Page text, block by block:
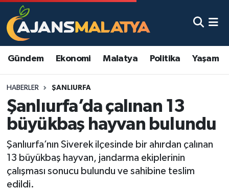
Gündem Ekonomi Malatya Politika Yaşam
HABERLER ŞANLIURFA
Şanlıurfa’da çalınan 13
büyükbaş hayvan bulundu
Şanlıurfa’nın Siverek ilçesinde bir ahırdan çalınan
13 büyükbaş hayvan, jandarma ekiplerinin
çalışması sonucu bulundu ve sahibine teslim
edildi.
Asayiş
Eğitim
Ekonomi
Gündem
Kadın
Malatya Nöbetçi Eczaneler
Malatya Namaz Vakitleri
Malatya Trafik Yoğunluk Haritası
TFF 3.Lig 2.Grup Puan Durumu ve Fikstür
Tüm Manşetler